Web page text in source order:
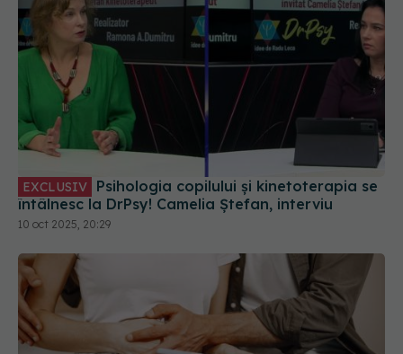
EXCLUSIV
întâlnesc la DrPsy! Camelia Ștefan, interviu
10 oct 2025, 20:29